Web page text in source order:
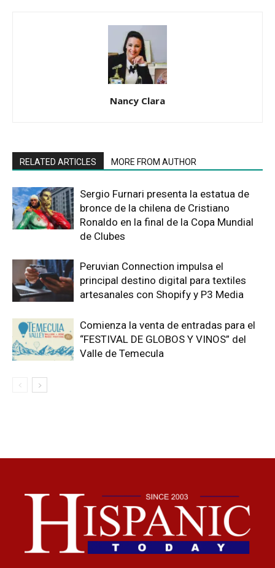
Nancy Clara
RELATED ARTICLES MORE FROM AUTHOR
Sergio Furnari presenta la estatua de
bronce de la chilena de Cristiano
Ronaldo en la final de la Copa Mundial
de Clubes
Peruvian Connection impulsa el
principal destino digital para textiles
artesanales con Shopify y P3 Media
Comienza la venta de entradas para el
“FESTIVAL DE GLOBOS Y VINOS” del
Valle de Temecula